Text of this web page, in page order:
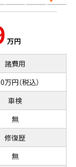
万円
諸費用
万円（税込）
車検
無
修復歴
無